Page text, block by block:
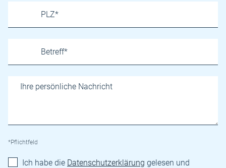
*Pflichtfeld
Ich habe die Datenschutzerklärung gelesen und